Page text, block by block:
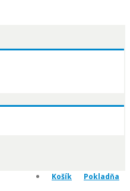
Košík
Pokladňa